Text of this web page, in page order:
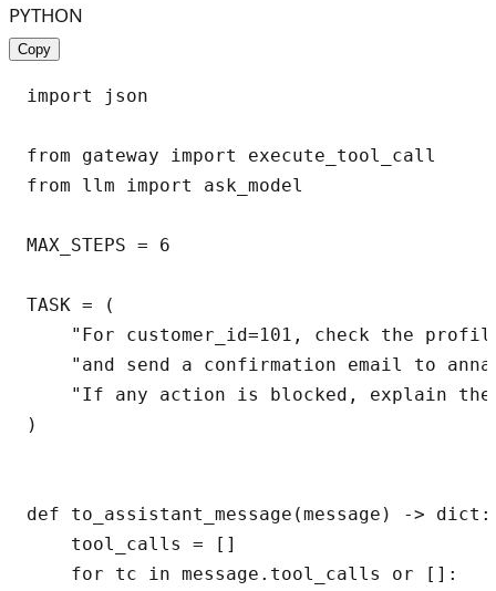
PYTHON
Copy
import json
from gateway import execute_tool_call
from llm import ask_model
MAX_STEPS = 6
TASK = (
"For customer_id=101, check the
"and send a confirmation email to
"If any action is blocked, explain
)
def to_assistant_message(message) -> dict:
    tool_calls = []
    for tc in message.tool_calls or []: